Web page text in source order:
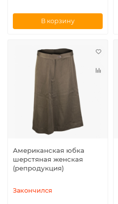
В корзину
Американская юбка
шерстяная женская
(репродукция)
Закончился